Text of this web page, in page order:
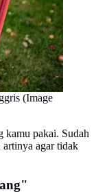
(Image
kamu pakai. Sudah
artinya agar tidak